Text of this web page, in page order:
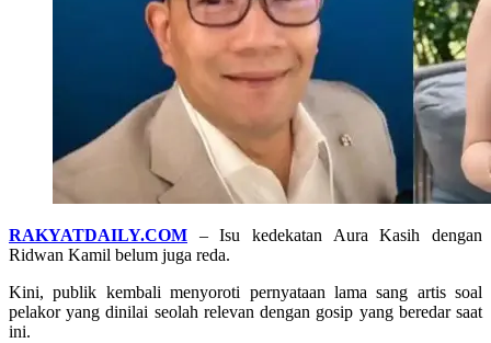
RAKYATDAILY.COM – Isu kedekatan Aura Kasih dengan
Ridwan Kamil belum juga reda.
Kini, publik kembali menyoroti pernyataan lama sang artis soal
pelakor yang dinilai seolah relevan dengan gosip yang beredar saat
ini.